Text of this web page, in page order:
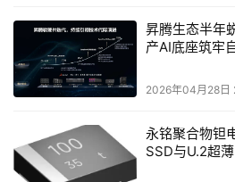
ORNAND闪存是基于MirrorBit技
性价比。根据iSuppli的统计，闪
场之一，它在2004年的全球销售
中58.4%源自于基于NOR的闪存
基于NAND的闪存产品的销售。
李凡：Cypress半导体是全球排
昇腾生态半年
产AI底座筑牢
2026年04月28日
永铭聚合物钽
SSD与U.2超